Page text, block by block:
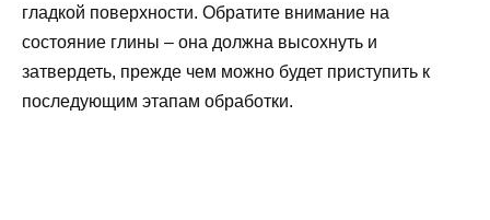
гладкой поверхности. Обратите внимание на
состояние глины – она должна высохнуть и
затвердеть, прежде чем можно будет приступить к
последующим этапам обработки.